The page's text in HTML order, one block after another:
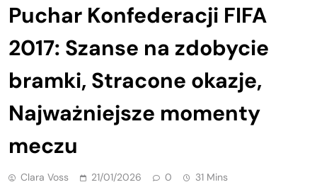
Puchar Konfederacji FIFA
2017: Szanse na zdobycie
bramki, Stracone okazje,
Najważniejsze momenty
meczu
Clara Voss 21/01/2026 0 31 Mins